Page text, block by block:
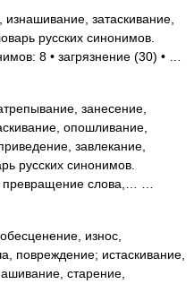
затаскивание,
русских синонимов.
8 • загрязнение (30) • …
занесение,
опошливание,
завлекание,
русских синонимов.
превращение слова,… …
износ,
повреждение; истаскивание,
старение,